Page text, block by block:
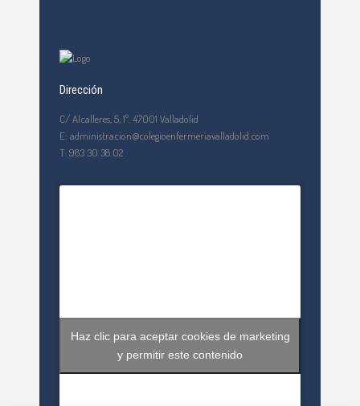
Dirección
C/ Alcalleres, 5, 1º. 47001 Valladolid
E: administracion@colegioenfermeriavalladolid.com
T: 983 30 38 02
Haz clic para aceptar cookies de marketing
y permitir este contenido